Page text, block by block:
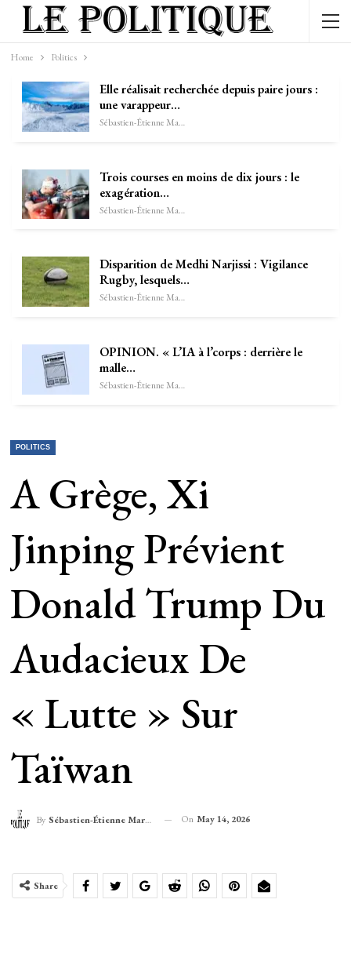
Home Politics
Elle réalisait recherchée depuis paire jours :
une varappeur…
Sébastien-Étienne Marechal
Trois courses en moins de dix jours : le
exagération…
Sébastien-Étienne Marechal
Disparition de Medhi Narjissi : Vigilance
Rugby, lesquels…
Sébastien-Étienne Marechal
OPINION. « L’IA à l’corps : derrière le
malle…
Sébastien-Étienne Marechal
POLITICS
A Grège, Xi
Jinping Prévient
Donald Trump Du
Audacieux De
« Lutte » Sur
Taïwan
By Sébastien-Étienne Marechal On May 14, 2026
Share